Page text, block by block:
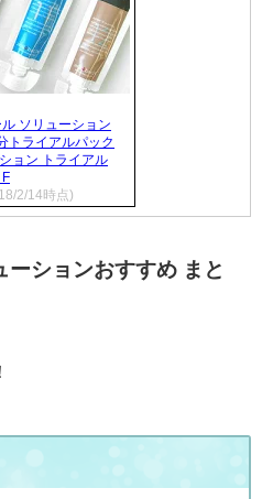
ソリューション
トライアルパック
ョン トライアル
2/14時点)
ーションおすすめ まと